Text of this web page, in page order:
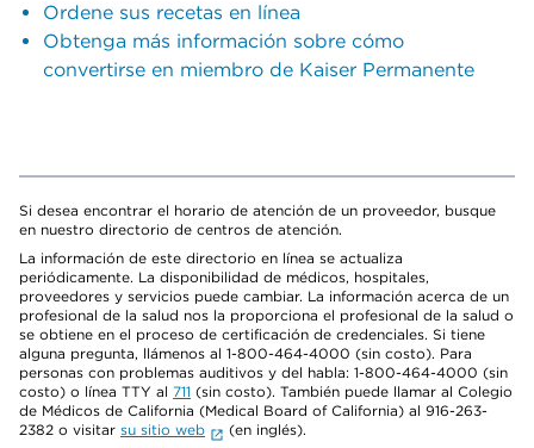
Ordene sus recetas en línea
Obtenga más información sobre cómo
convertirse en miembro de Kaiser Permanente
Si desea encontrar el horario de atención de un proveedor, busque
en nuestro directorio de centros de atención.
La información de este directorio en línea se actualiza
periódicamente. La disponibilidad de médicos, hospitales,
proveedores y servicios puede cambiar. La información acerca de un
profesional de la salud nos la proporciona el profesional de la salud o
se obtiene en el proceso de certificación de credenciales. Si tiene
alguna pregunta, llámenos al 1-800-464-4000 (sin costo). Para
personas con problemas auditivos y del habla: 1-800-464-4000 (sin
costo) o línea TTY al 711 (sin costo). También puede llamar al Colegio
de Médicos de California (Medical Board of California) al 916-263-
2382 o visitar su sitio web
(en inglés).